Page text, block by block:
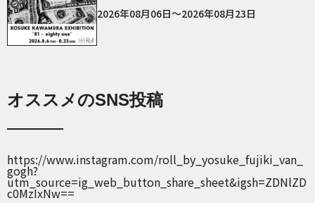
2026年08月06日～2026年08月23日
オススメのSNS投稿
https://www.instagram.com/roll_by_yosuke_fujiki_van_
gogh?
utm_source=ig_web_button_share_sheet&igsh=ZDNlZD
c0MzIxNw==